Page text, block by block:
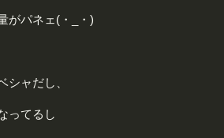
がパネェ(・_・)
シャだし、
ってるし